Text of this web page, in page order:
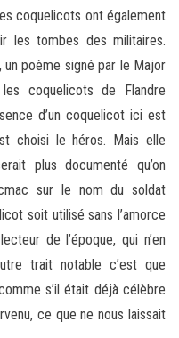
coquelicots ont également
les tombes des militaires.
un poème signé par le Major
coquelicots de Flandre
d’un coquelicot ici est
choisi le héros. Mais elle
plus documenté qu’on
sur le nom du soldat
soit utilisé sans l’amorce
de l’époque, qui n’en
trait notable c’est que
s’il était déjà célèbre
ce que ne nous laissait